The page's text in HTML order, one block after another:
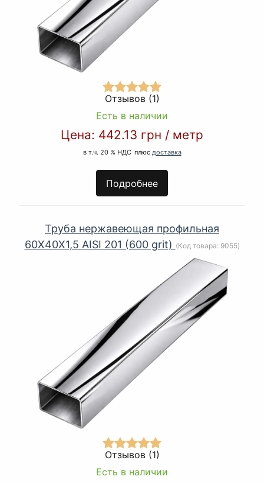
Отзывов (1)
Есть в наличии
Цена: 442.13 грн / метр
в т.ч. 20 % НДС плюс доставка
Подробнее
Труба нержавеющая профильная
60Х40Х1,5 AISI 201 (600 grit) (Код товара: 9055)
Отзывов (1)
Есть в наличии